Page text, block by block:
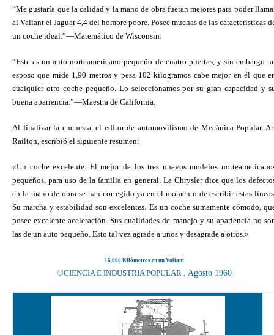
“Me gustaría que la calidad y la mano de obra fueran mejores para poder
al Valiant el Jaguar 4,4 del hombre pobre. Posee muchas de las características
un coche ideal.”—Matemático de Wisconsin.
“Este es un auto norteamericano pequeño de cuatro puertas, y sin embargo
esposo que mide 1,90 metros y pesa 102 kilogramos cabe mejor en él que
cualquier otro coche pequeño. Lo seleccionamos por su gran capacidad y
buena apariencia.”—Maestra de California.
Al finalizar la encuesta, el editor de automovilismo de Mecánica Popular,
Railton, escribió el siguiente resumen:
«Un coche excelente. El mejor de los tres nuevos modelos
pequeños, para uso de la familia en general. La Chrysler dice que los
en la mano de obra se han corregido ya en el momento de escribir estas
Su marcha y estabilidad son excelentes. Es un coche sumamente cómodo,
posee excelente aceleración. Sus cualidades de manejo y su apariencia no
las de un auto pequeño. Esto tal vez agrade a unos y desagrade a otros.»
16.000 Kilómetros en un Valiant
©CIENCIA E INDUSTRIA POPULAR , Agosto 1960